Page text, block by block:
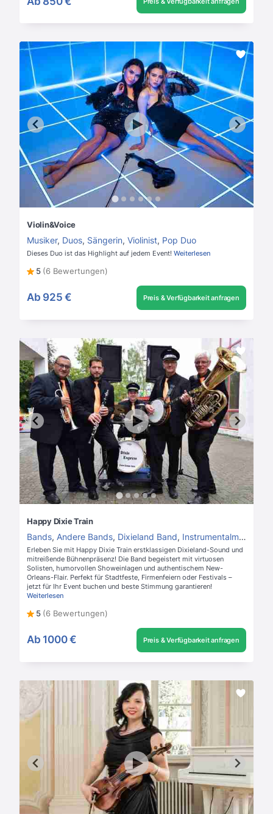
Violin&Voice
Musiker, Duos, Sängerin, Violinist, Pop Duo
Dieses Duo ist das Highlight auf jedem Event! Weiterlesen
5 (6 Bewertungen)
Ab 925 € Preis & Verfügbarkeit anfragen
Happy Dixie Train
Bands, Andere Bands, Dixieland Band, Instrumentalmusik
Erleben Sie mit Happy Dixie Train erstklassigen Dixieland-Sound und
mitreißende Bühnenpräsenz! Die Band begeistert mit virtuosen
Solisten, humorvollen Showeinlagen und authentischem New-
Orleans-Flair. Perfekt für Stadtfeste, Firmenfeiern oder Festivals –
jetzt für Ihr Event buchen und beste Stimmung garantieren!
Weiterlesen
5 (6 Bewertungen)
Ab 1000 € Preis & Verfügbarkeit anfragen